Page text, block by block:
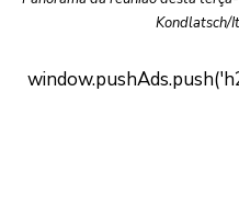
Kondlatsch/